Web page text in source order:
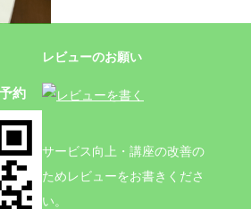
約
レビューのお願い
サービス向上・講座の改善の
ためレビューをお書きくださ
い。